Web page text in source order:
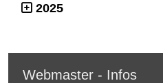
2025
Webmaster - Infos